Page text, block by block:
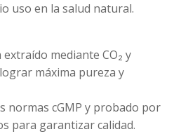
uso en la salud natural.
mediante CO₂ y
máxima pureza y
normas cGMP y probado por
para garantizar calidad.